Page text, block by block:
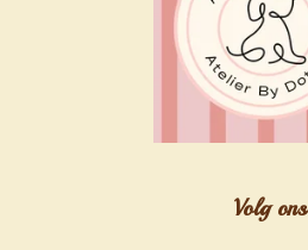
Volg ons